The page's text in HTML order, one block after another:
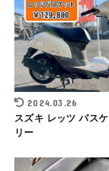
2024.03.26
スズキ レッツ バス
リー